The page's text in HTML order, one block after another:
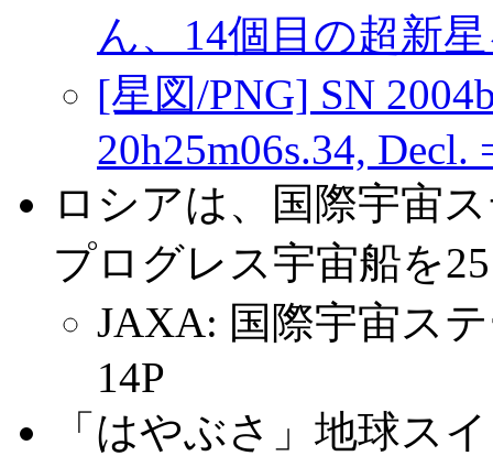
ん、14個目の超新
[星図/PNG] SN
20h25m06s.34, Decl.
ロシアは、国際宇宙
プログレス宇宙船を
JAXA: 国際宇宙ス
14P
「はやぶさ」地球ス